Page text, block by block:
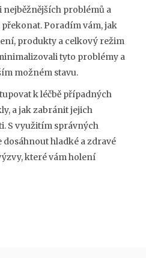
problémů a
Poradím vám, jak
produkty a celkový režim
tyto problémy a
možném stavu.
k léčbě případných
a jak zabránit jejich
S využitím správných
hladké a zdravé
které vám holení